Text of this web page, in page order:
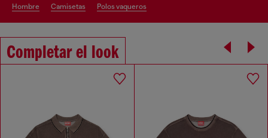
hombre camisetas polos vaqueros
Completar el look